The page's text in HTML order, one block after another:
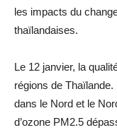
les impacts du
thaïlandaises.
Le 12 janvier, la
régions de
dans le Nord et le
d’ozone PM2.5